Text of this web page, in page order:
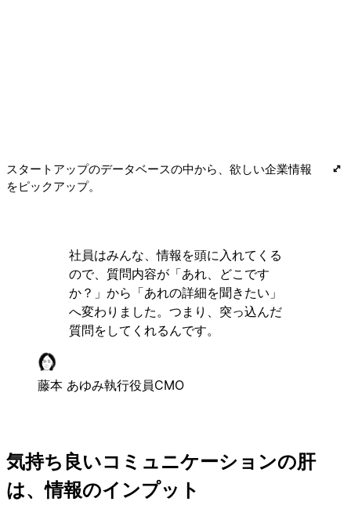
スタートアップのデータベースの中から、欲しい企業情報
をピックアップ。
社員はみんな、情報を頭に入れてくる
ので、質問内容が「あれ、どこです
か？」から「あれの詳細を聞きたい」
へ変わりました。つまり、突っ込んだ
質問をしてくれるんです。
藤本 あゆみ執行役員CMO
気持ち良いコミュニケーションの肝
は、情報のインプット